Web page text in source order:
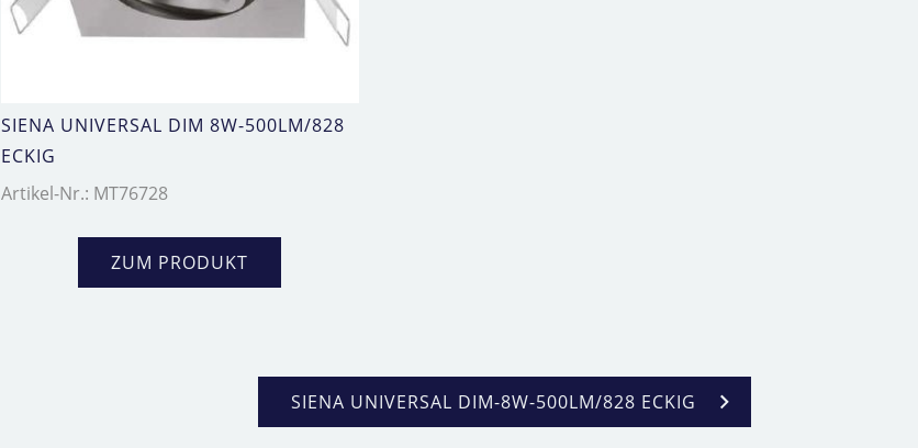
SIENA UNIVERSAL DIM 8W-500LM/828
ECKIG
Artikel-Nr.: MT76728
ZUM PRODUKT
SIENA UNIVERSAL DIM-8W-500LM/828 ECKIG